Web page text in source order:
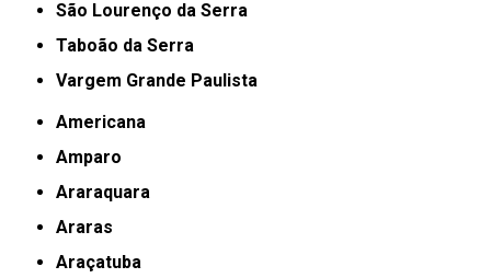
São Lourenço da Serra
Taboão da Serra
Vargem Grande Paulista
Americana
Amparo
Araraquara
Araras
Araçatuba